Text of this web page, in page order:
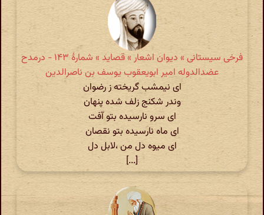
فرخی سیستانی » دیوان اشعار » قصاید » شمارهٔ ۱۴۳ - درمدح
عضدالدوله امیر ابویعقوب یوسف بن ناصرالدین
ای نیمشب گریخته ز رضوان
وندر شکنج زلف شده پنهان
ای سرو نارسیده بتو آفت
ای ماه نارسیده بتو نقصان
ای میوه دل من ،لابل دل
[...]